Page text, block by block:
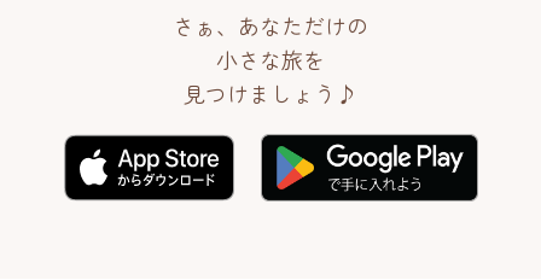
さぁ、あなただけの
小さな旅を
見つけましょう♪